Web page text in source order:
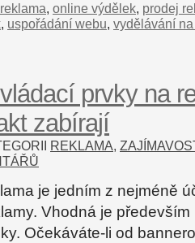
, online výdělek, prodej
, uspořádání webu, vydělávání
prvky na
zabírají
REKLAMA,
je jedním z nejméně
Vhodná je
Očekáváte-li od